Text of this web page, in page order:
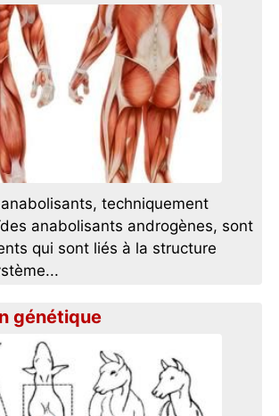
techniquement
anabolisants androgènes, sont
qui sont liés à la structure
génétique